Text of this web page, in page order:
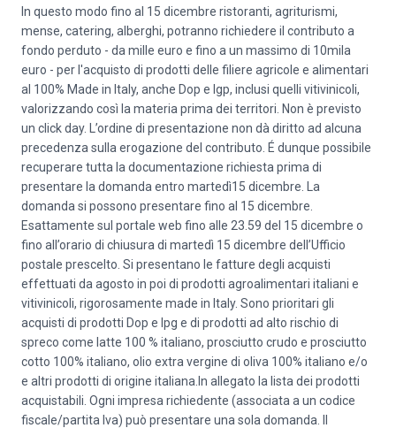
In questo modo fino al 15 dicembre ristoranti, agriturismi,
mense, catering, alberghi, potranno richiedere il contributo a
fondo perduto - da mille euro e fino a un massimo di 10mila
euro - per l'acquisto di prodotti delle filiere agricole e alimentari
al 100% Made in Italy, anche Dop e Igp, inclusi quelli vitivinicoli,
valorizzando così la materia prima dei territori. Non è previsto
un click day. L’ordine di presentazione non dà diritto ad alcuna
precedenza sulla erogazione del contributo. É dunque possibile
recuperare tutta la documentazione richiesta prima di
presentare la domanda entro martedì15 dicembre. La
domanda si possono presentare fino al 15 dicembre.
Esattamente sul portale web fino alle 23.59 del 15 dicembre o
fino all’orario di chiusura di martedì 15 dicembre dell’Ufficio
postale prescelto. Si presentano le fatture degli acquisti
effettuati da agosto in poi di prodotti agroalimentari italiani e
vitivinicoli, rigorosamente made in Italy. Sono prioritari gli
acquisti di prodotti Dop e Ipg e di prodotti ad alto rischio di
spreco come latte 100 % italiano, prosciutto crudo e prosciutto
cotto 100% italiano, olio extra vergine di oliva 100% italiano e/o
e altri prodotti di origine italiana.In allegato la lista dei prodotti
acquistabili. Ogni impresa richiedente (associata a un codice
fiscale/partita Iva) può presentare una sola domanda. Il